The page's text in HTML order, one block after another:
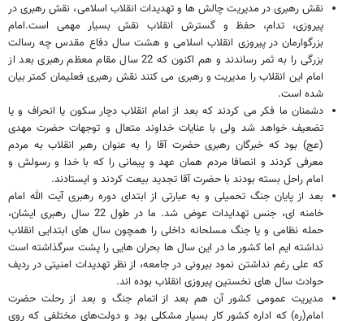
نقش رهبری در مدیریت چالش ها و تهدیدات انقلاب اسلامی، نقش رهبری در
پیروزی، تدام، حفظ و گسترش انقلاب نقش بسیار مهمی است.امام
بزرگوارمان در پیروزی انقلاب اسلامی و هشت سال دفاع مقدس چه رسالت
بزرگی را به ثمر رساندند و هم اکنون که 22 سال مقام معظم رهبری بعد از
امام این انقلاب را مدیریت و رهبری می کنند نقش رهبری فعلیمان کمتر بیان
شده است.
دشمنان ما فکر می کردند که بعد از امام انقلاب دچار سکون یا انحراف و یا
تضعیف خواهد شد ولی با عنایات خداوند متعال و توجهات حضرت مهدی
(عج) بود که خبرگان رهبری حضرت آقا را به عنوان رهبر انقلاب به مردم
معرفی کردند و انصافا مردم همان عهد و پیمانی را که با خدا و رسولش و
امام راحل بسته بودند با حضرت آقا تجدید بیعت کردند و ایستادند.
بعد از پایان جنگ تحمیلی و به عبارتی از ابتدای دوره رهبری آیت الله امام
خامنه ای، جنس تهدایدات عوض شد. ما در طول 22 سال رهبری ایشان،
حمله نظامی و یا جنگ مسلحانه داخلی را همچون سال های ابتدایی انقلاب
نداشته ایم اما کشور ما در این سال ها بحران هایی را پشت سرگذاشته است
که علی رغم نداشتن نمود بیرونی در جامعه، از نظر تهدیدات امنیتی در ردیف
حوادث سال های نخستین پیروزی انقلاب بوده اند.
مدیریت عمومی کشور آن هم بعد از اتمام جنگ و بعد از رحلت حضرت
امام(ره) که اداره کشور کار بسیار مشکلی بود و دولت‌های مختلفی که روی